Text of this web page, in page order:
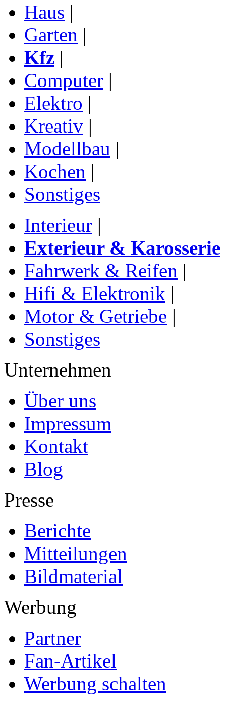
Haus |
Garten |
Kfz |
Computer |
Elektro |
Kreativ |
Modellbau |
Kochen |
Sonstiges
Interieur |
Exterieur & Karosserie
Fahrwerk & Reifen |
Hifi & Elektronik |
Motor & Getriebe |
Sonstiges
Unternehmen
Über uns
Impressum
Kontakt
Blog
Presse
Berichte
Mitteilungen
Bildmaterial
Werbung
Partner
Fan-Artikel
Werbung schalten